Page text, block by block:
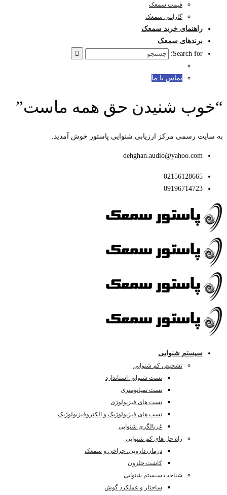
قیمت سمعک
گارانتی سمعک
راهنمای خرید سمعک
برندهای سمعک
Search for:
تماس با ما
“خوب شنیدن حق همه ماست”
به سایت رسمی مرکز ارزیابی شنوایی پاستور خوش آمدید.
dehghan.audio@yahoo.com
02156128665
09196714723
سیستم شنوایی
تشخیص کم شنوایی
تست شنوایی استاندارد
تست تمپانومتری
تست های فیزیولوژی
تست های فیزیولوژیک و الکتروفیزیولوژیک
غربالگری شنوایی
راه حل های کم شنوایی
درمان دارویی، جراحی و سمعک
کاشت حلزون
شناخت سیستم شنوایی
ساختار و عملکرد گوش